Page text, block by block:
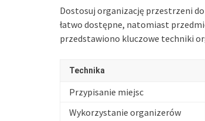
Dostosuj organizację przestrzeni
łatwo dostępne, natomiast
przedstawiono kluczowe techniki
Technika
Przypisanie miejsc
Wykorzystanie organizerów